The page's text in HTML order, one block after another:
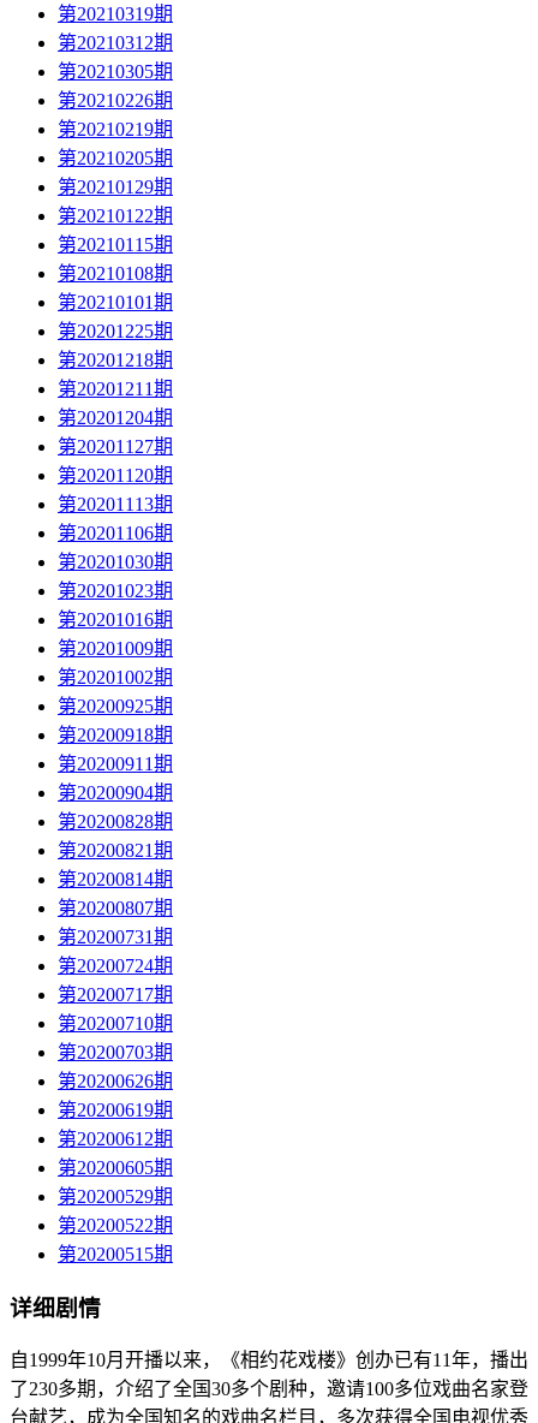
第20210319期
第20210312期
第20210305期
第20210226期
第20210219期
第20210205期
第20210129期
第20210122期
第20210115期
第20210108期
第20210101期
第20201225期
第20201218期
第20201211期
第20201204期
第20201127期
第20201120期
第20201113期
第20201106期
第20201030期
第20201023期
第20201016期
第20201009期
第20201002期
第20200925期
第20200918期
第20200911期
第20200904期
第20200828期
第20200821期
第20200814期
第20200807期
第20200731期
第20200724期
第20200717期
第20200710期
第20200703期
第20200626期
第20200619期
第20200612期
第20200605期
第20200529期
第20200522期
第20200515期
详细剧情
自1999年10月开播以来，《相约花戏楼》创办已有11年，播出
了230多期，介绍了全国30多个剧种，邀请100多位戏曲名家登
台献艺，成为全国知名的戏曲名栏目，多次获得全国电视优秀